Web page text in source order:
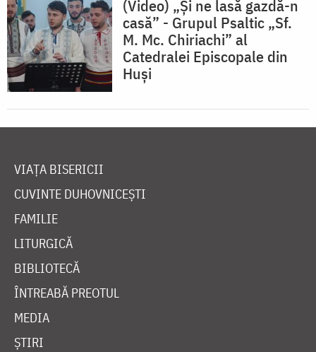
(Video) „Și ne lasă gazdă-n
casă” - Grupul Psaltic „Sf.
M. Mc. Chiriachi” al
Catedralei Episcopale din
Huși
VIAȚA BISERICII
CUVINTE DUHOVNICEȘTI
FAMILIE
LITURGICĂ
BIBLIOTECĂ
ÎNTREABĂ PREOTUL
MEDIA
ȘTIRI